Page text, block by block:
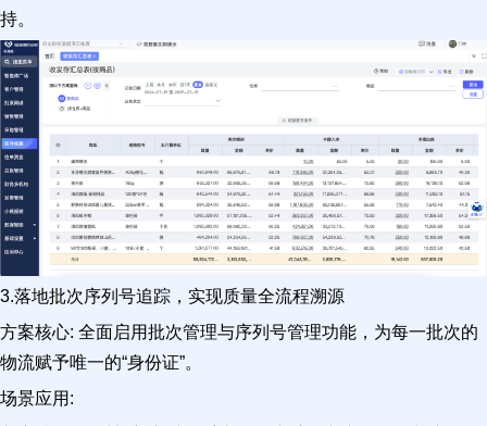
持。
3.落地批次序列号追踪，实现质量全流程溯源
方案核心: 全面启用批次管理与序列号管理功能，为每一批次的
物流赋予唯一的“身份证”。
场景应用: